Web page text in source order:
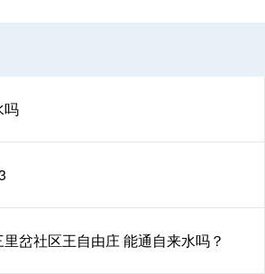
吗
岔社区王自由庄 能通自来水吗？